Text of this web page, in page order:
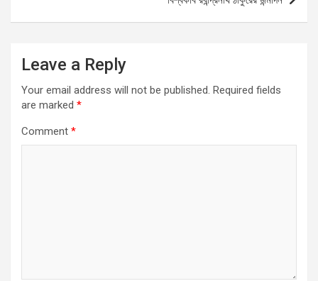
Leave a Reply
Your email address will not be published. Required fields
are marked *
Comment *